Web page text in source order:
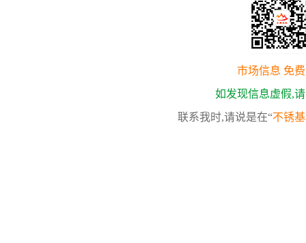
市场信息 免
如发现信息虚假,
联系我时,请说是在“不锈